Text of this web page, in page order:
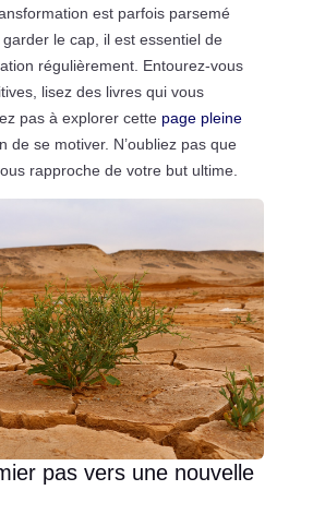
est parfois parsemé
garder le cap, il est essentiel de
régulièrement. Entourez-vous
lisez des livres qui vous
pas à explorer cette page pleine
de se motiver. N’oubliez pas que
rapproche de votre but ultime.
pas vers une nouvelle